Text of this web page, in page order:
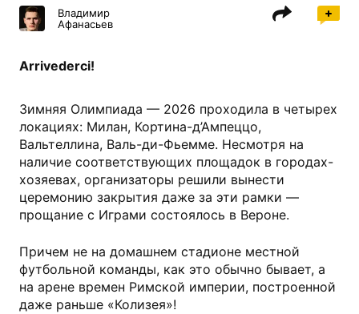
Владимир
Афанасьев
Arrivederci!
Зимняя Олимпиада — 2026 проходила в четырех
локациях: Милан, Кортина-д’Ампеццо,
Вальтеллина, Валь-ди-Фьемме. Несмотря на
наличие соответствующих площадок в городах-
хозяевах, организаторы решили вынести
церемонию закрытия даже за эти рамки —
прощание с Играми состоялось в Вероне.
Причем не на домашнем стадионе местной
футбольной команды, как это обычно бывает, а
на арене времен Римской империи, построенной
даже раньше «Колизея»!